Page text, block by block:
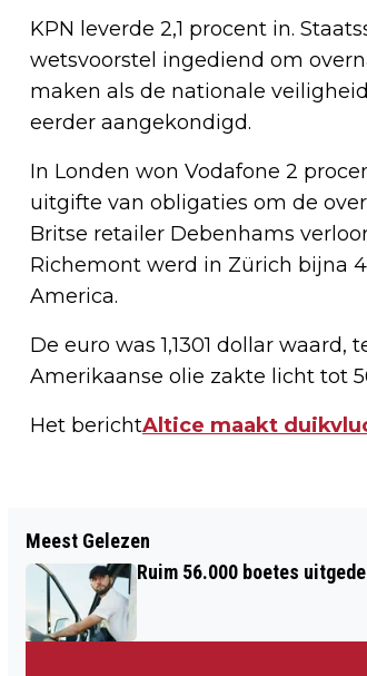
KPN leverde 2,1 procent in.
wetsvoorstel ingediend om
maken als de nationale
eerder aangekondigd.
In Londen won Vodafone 2
uitgifte van obligaties om de
Britse retailer Debenhams
Richemont werd in Zürich bijna
America.
De euro was 1,1301 dollar waard,
Amerikaanse olie zakte licht tot
Het berichtAltice maakt
EXTRA TREIN EUROSTAR
LONDEN
Meest Gelezen
Ruim 56.000 boetes